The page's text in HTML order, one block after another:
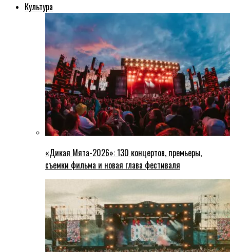
Культура
«Дикая Мята-2026»: 130 концертов, премьеры,
съемки фильма и новая глава фестиваля